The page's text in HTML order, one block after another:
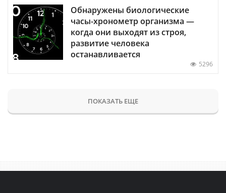
Обнаружены биологические
часы-хронометр организма —
когда они выходят из строя,
развитие человека
останавливается
5296
ПОКАЗАТЬ ЕЩЕ